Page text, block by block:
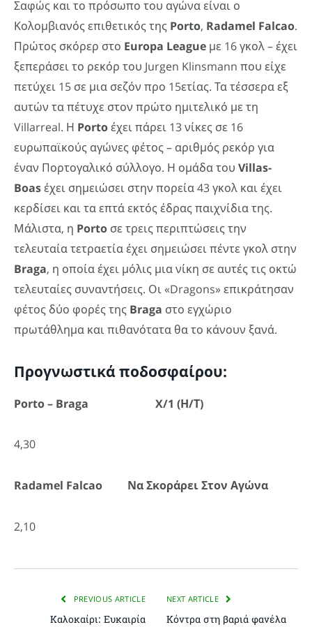
Σαφώς και το πρόσωπο του αγώνα είναι ο
Κολομβιανός επιθετικός της Porto, Radamel Falcao.
Πρώτος σκόρερ στο Europa League με 16 γκολ – έχει
ξεπεράσει το ρεκόρ του Jurgen Klinsmann που είχε
πετύχει 15 σε μια σεζόν προ 15ετίας. Τα τέσσερα εξ
αυτών τα πέτυχε στον πρώτο ημιτελικό με τη
Villarreal. Η Portoέχει πάρει 13 νίκες σε 16
ευρωπαϊκούς αγώνες φέτος – αριθμός ρεκόρ για
έναν Πορτογαλικό σύλλογο. Η ομάδα του Villas-
Boasέχει σημειώσει στην πορεία 43 γκολ και έχει
κερδίσει και τα επτά εκτός έδρας παιχνίδια της.
Μάλιστα, η Porto σε τρεις περιπτώσεις την
τελευταία τετραετία έχει σημειώσει πέντε γκολ στην
Braga, η οποία έχει μόλις μια νίκη σε αυτές τις οκτώ
τελευταίες συναντήσεις. Οι «Dragons» επικράτησαν
φέτος δύο φορές της Braga στο εγχώριο
πρωτάθλημα και πιθανότατα θα το κάνουν ξανά.
Προγνωστικά ποδοσφαίρου:
Porto – Braga X/1 (Η/Τ)
4,30
Radamel Falcao Να Σκοράρει Στον Αγώνα
2,10
PREVIOUS ARTICLE
Καλοκαίρι: Ευκαιρία
NEXT ARTICLE
Κόντρα στη βαριά φανέλα